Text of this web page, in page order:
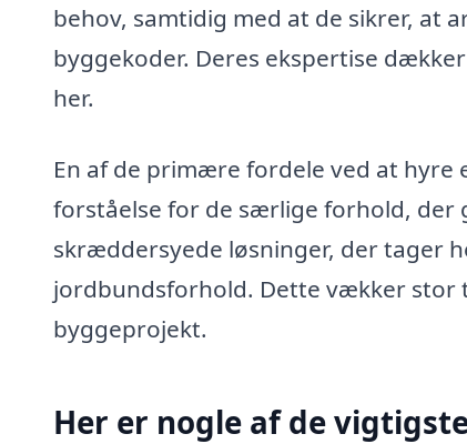
behov, samtidig med at de sikrer, at
byggekoder. Deres ekspertise
her.
En af de primære fordele ved at hyre
forståelse for de særlige forhold,
skræddersyede løsninger, der tager
jordbundsforhold. Dette vækker stor
byggeprojekt.
Her er nogle af de